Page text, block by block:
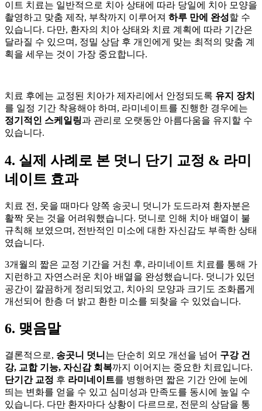
이트 치료는 일반적으로 치아 상태에 따라 당일에 치아 모양을
촬영하고 맞춤 제작, 부착까지 이루어져 하루 만에 완성할 수
있습니다. 다만, 환자의 치아 상태와 치료 계획에 따라 기간은
달라질 수 있으며, 정밀 상담 후 개인에게 맞는 최적의 맞춤 계
획을 세우는 것이 가장 중요합니다.
치료 후에는 교정된 치아가 제자리에서 안정되도록 유지 장치
를 일정 기간 착용해야 하며, 라미네이트를 진행한 경우에는
정기적인 스케일링과 관리로 오랫동안 아름다움을 유지할 수
있습니다.
4. 실제 사례로 본 덧니 단기 교정 & 라미
네이트 효과
치료 전, 웃을 때마다 양쪽 송곳니 덧니가 도드라져 환자분은
활짝 웃는 것을 어려워했습니다. 덧니로 인해 치아 배열이 불
규칙해 보였으며, 전반적인 미소에 대한 자신감도 부족한 상태
였습니다.
3개월의 짧은 교정 기간을 거친 후, 라미네이트 치료를 통해 가
지런하고 자연스러운 치아 배열을 완성했습니다. 덧니가 있던
공간이 깔끔하게 정리되었고, 치아의 모양과 크기도 조화롭게
개선되어 한층 더 밝고 환한 미소를 되찾을 수 있었습니다.
6. 맺음말
결론적으로, 송곳니 덧니 는 단순히 외모 개선을 넘어 구강 건
강, 교합 기능, 자신감 회복까지 이어지는 중요한 치료입니다.
단기간 교정 후 라미네이트를 병행하면 짧은 기간 안에 눈에
띄는 변화를 얻을 수 있고 심미성과 만족도를 동시에 높일 수
있습니다. 다만 환자마다 상황이 다르므로, 전문의 상담을 통